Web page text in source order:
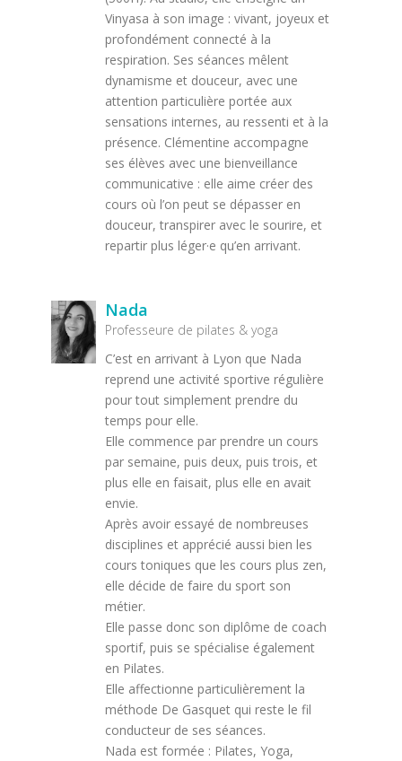
Vinyasa à son image : vivant, joyeux et
profondément connecté à la
respiration. Ses séances mêlent
dynamisme et douceur, avec une
attention particulière portée aux
sensations internes, au ressenti et à la
présence. Clémentine accompagne
ses élèves avec une bienveillance
communicative : elle aime créer des
cours où l’on peut se dépasser en
douceur, transpirer avec le sourire, et
repartir plus léger·e qu’en arrivant.
Nada
Professeure de pilates & yoga
C’est en arrivant à Lyon que Nada
reprend une activité sportive régulière
pour tout simplement prendre du
temps pour elle.
Elle commence par prendre un cours
par semaine, puis deux, puis trois, et
plus elle en faisait, plus elle en avait
envie.
Après avoir essayé de nombreuses
disciplines et apprécié aussi bien les
cours toniques que les cours plus zen,
elle décide de faire du sport son
métier.
Elle passe donc son diplôme de coach
sportif, puis se spécialise également
en Pilates.
Elle affectionne particulièrement la
méthode De Gasquet qui reste le fil
conducteur de ses séances.
Nada est formée : Pilates, Yoga,